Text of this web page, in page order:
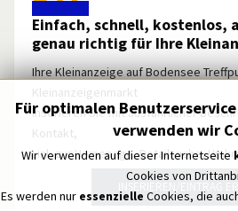
Einfach, schnell, kostenlos,
genau richtig für Ihre
Ihre Kleinanzeige auf Bodensee
Kleinanzeigenmarkt
Inserieren Sie mit ausführlicher
Kontakt,
Link zur Homepage, Detailsuche,
Für optimalen
verwenden wir
Wir verwenden auf dieser Internetseite
Cookies von
Es werden nur essenzielle Cookies, die